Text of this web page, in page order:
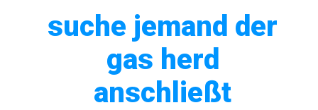
suche jemand der
gas herd
anschließt